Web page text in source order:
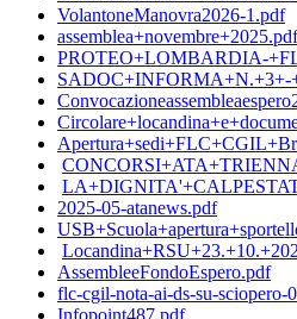
VolantoneManovra2026-1.pdf
assemblea+novembre+2025.pdf
PROTEO+LOMBARDIA-
SADOC+INFORMA+N.+3+-
2025-05-atanews.pdf
AssembleeFondoEspero.pdf
flc-cgil-nota-ai-ds-su-sciopero-